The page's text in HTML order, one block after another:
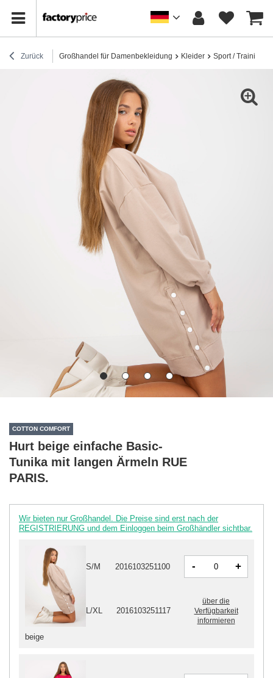
Zurück Großhandel für Damenbekleidung Kleider Sport /
COTTON COMFORT
Hurt beige einfache Basic-
Tunika mit langen Ärmeln RUE
PARIS.
Wir bieten nur Großhandel. Die Preise sind erst nach der
REGISTRIERUNG und dem Einloggen beim Großhändler sichtbar.
beige
S/M 2016103251100 - +
L/XL 2016103251117
über die
Verfügbarkeit
informieren